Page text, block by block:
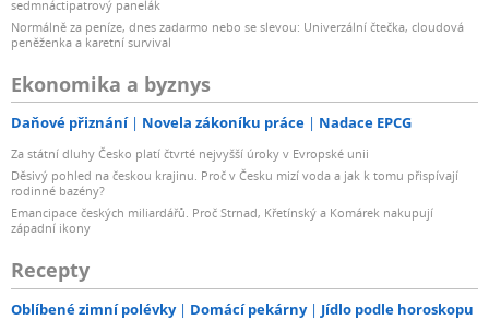
sedmnáctipatrový panelák
Normálně za peníze, dnes zadarmo nebo se slevou: Univerzální čtečka, cloudová
peněženka a karetní survival
Ekonomika a byznys
Daňové přiznání Novela zákoníku práce Nadace EPCG
Za státní dluhy Česko platí čtvrté nejvyšší úroky v Evropské unii
Děsivý pohled na českou krajinu. Proč v Česku mizí voda a jak k tomu přispívají
rodinné bazény?
Emancipace českých miliardářů. Proč Strnad, Křetínský a Komárek nakupují
západní ikony
Recepty
Oblíbené zimní polévky Domácí pekárny Jídlo podle horoskopu